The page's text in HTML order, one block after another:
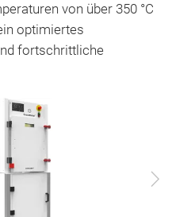
von über 350 °C
optimiertes
fortschrittliche
Vor